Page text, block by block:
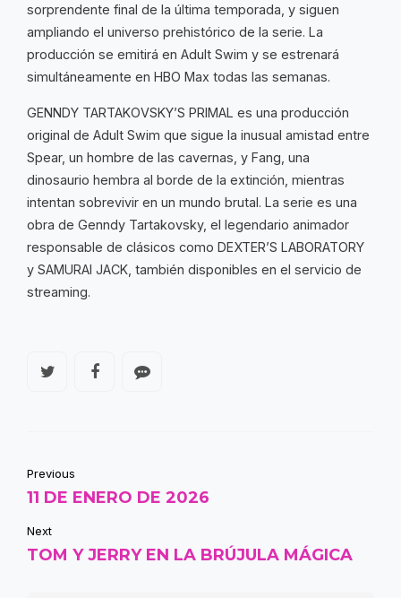
sorprendente final de la última temporada, y siguen
ampliando el universo prehistórico de la serie. La
producción se emitirá en Adult Swim y se estrenará
simultáneamente en HBO Max todas las semanas.
GENNDY TARTAKOVSKY’S PRIMAL es una producción
original de Adult Swim que sigue la inusual amistad entre
Spear, un hombre de las cavernas, y Fang, una
dinosaurio hembra al borde de la extinción, mientras
intentan sobrevivir en un mundo brutal. La serie es una
obra de Genndy Tartakovsky, el legendario animador
responsable de clásicos como DEXTER’S LABORATORY
y SAMURAI JACK, también disponibles en el servicio de
streaming.
Previous
11 DE ENERO DE 2026
Next
TOM Y JERRY EN LA BRÚJULA MÁGICA